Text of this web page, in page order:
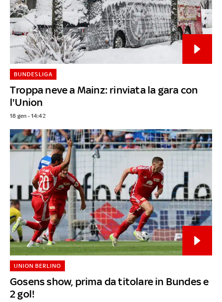
Troppa neve a Mainz: rinviata la gara con
l'Union
BUNDESLIGA
18 gen - 14:42
Gosens show, prima da titolare in Bundes e
2 gol!
UNION BERLINO